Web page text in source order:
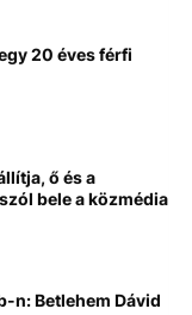
20 éves férfi
ő és a
bele a közmédia
n: Betlehem Dávid